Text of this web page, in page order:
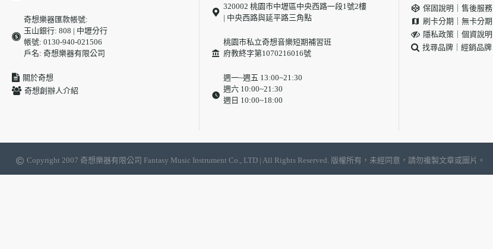
奇想樂器匯款帳號:
玉山銀行: 808 | 中壢分行
帳號: 0130-940-021506
戶名: 奇想樂器有限公司
關於奇想
奇想創辦人介紹
320002 桃園市中壢區中央西路一段1號2樓
| 中央西路與延平路三角點
桃園市私立奇想音樂短期補習班
府教終字第1070216016號
週一~週五 13:00~21:30
週六 10:00~21:30
週日 10:00~18:00
保固說明｜售後服務
刷卡分期｜無卡分期
隱私政策｜個資說明
找尋品牌｜經銷品牌
Copyright 2007 奇想樂器有限公司 Fantasy Music Instrument Co., LTD | All Rights Reserved. 版權所有，未經同意，請勿複製文章或圖片。